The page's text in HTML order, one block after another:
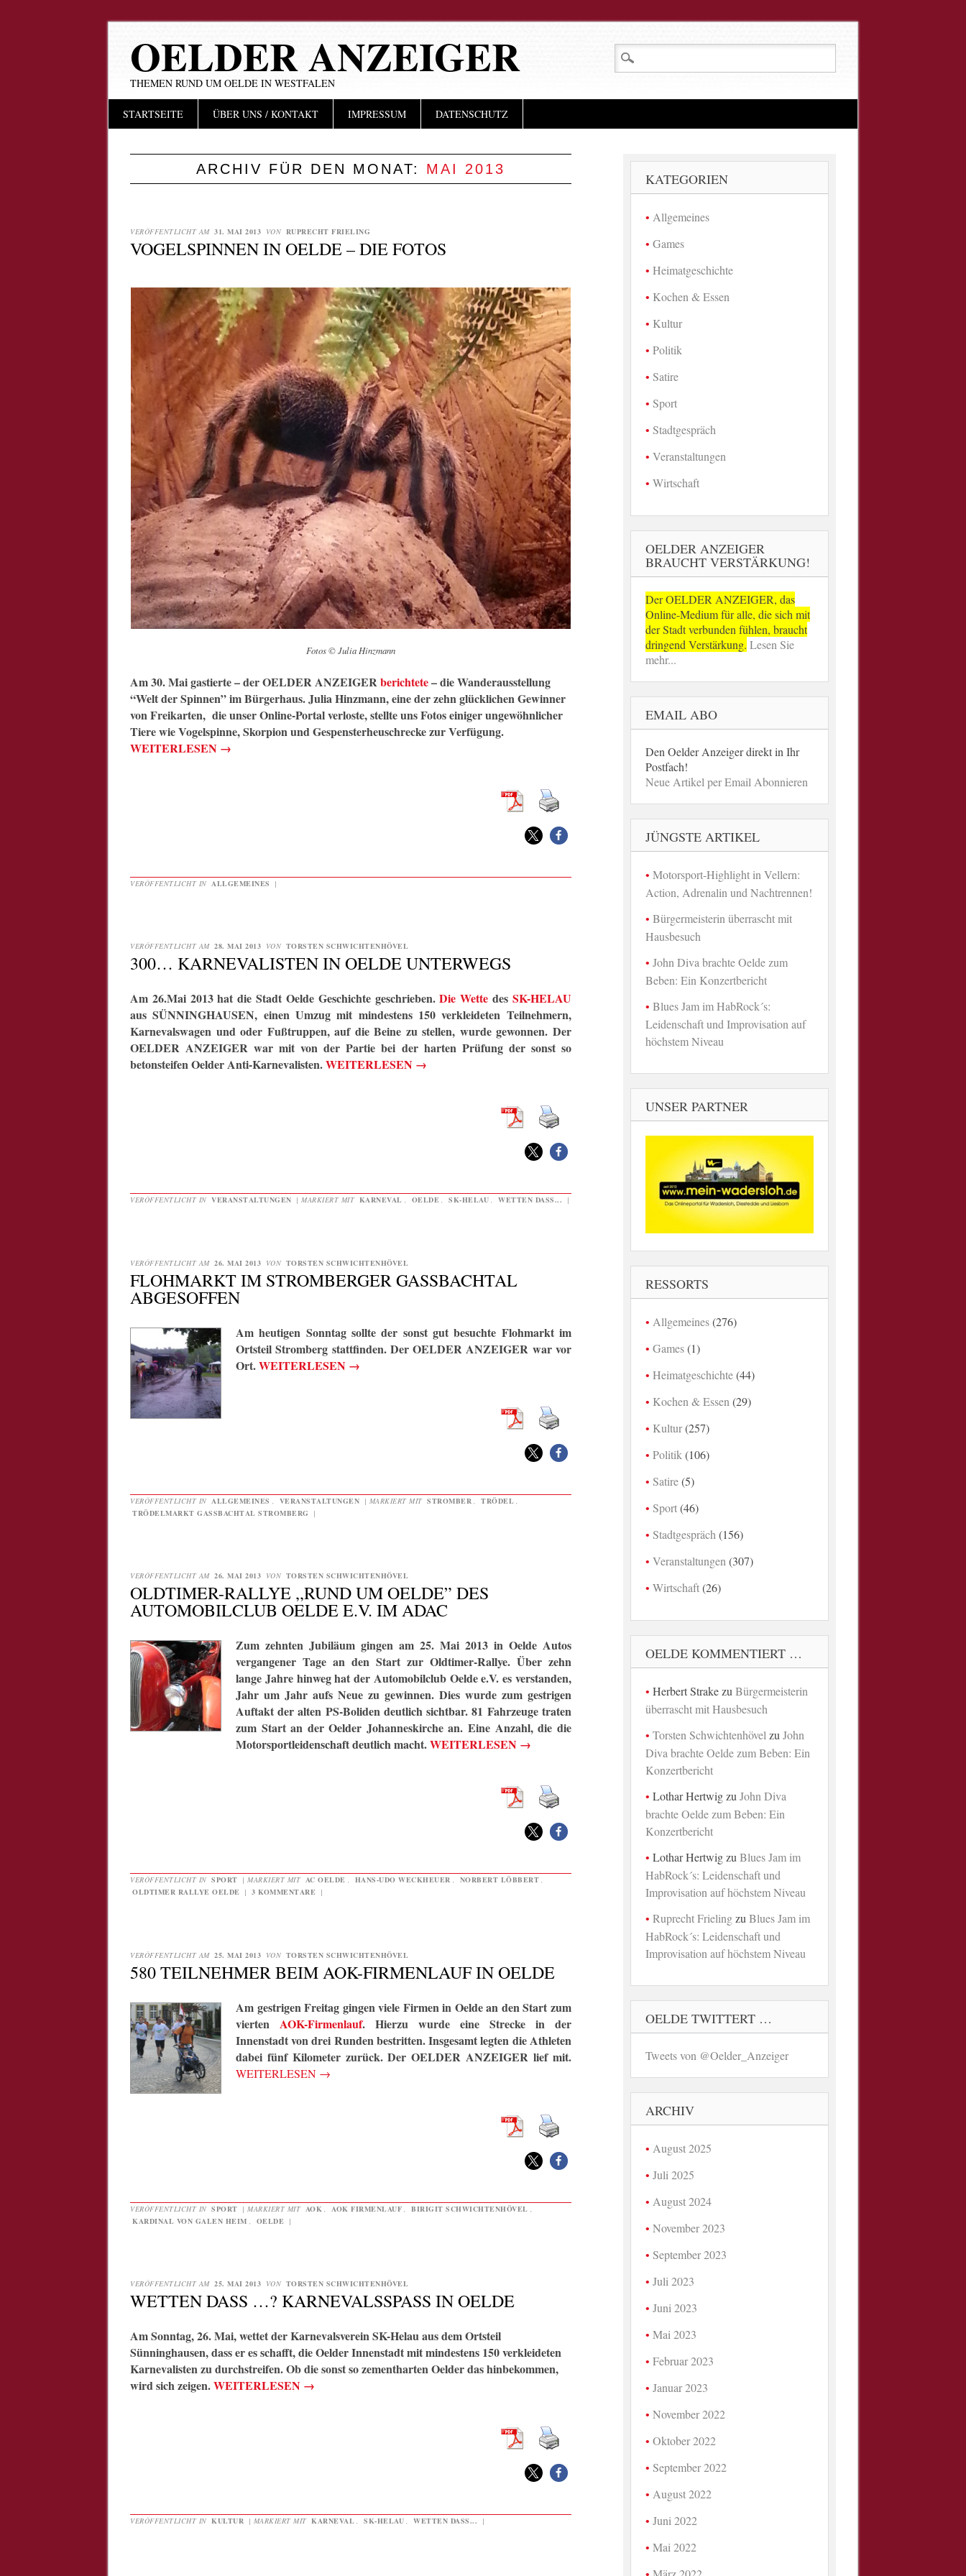
OELDER ANZEIGER
THEMEN RUND UM OELDE IN WESTFALEN
Hauptmenü
InhaltSTARTSEITE ÜBER UNS / KONTAKT IMPRESSUM DATENSCHUTZ
ARCHIV FÜR DEN MONAT: MAI 2013
VERÖFFENTLICHT AM 31. MAI 2013 VON RUPRECHT FRIELING
VOGELSPINNEN IN OELDE – DIE FOTOS
Fotos © Julia Hinzmann
Am 30. Mai gastierte – der OELDER ANZEIGERberichtete– die Wanderausstellung
“Welt der Spinnen” im Bürgerhaus. Julia Hinzmann, eine der zehn glücklichen Gewinner
von Freikarten, die unser Online-Portal verloste, stellte uns Fotos einiger ungewöhnlicher
Tiere wie Vogelspinne, Skorpion und Gespensterheuschrecke zur Verfügung.
WEITERLESEN →
VERÖFFENTLICHT IN ALLGEMEINES |
VERÖFFENTLICHT AM 28. MAI 2013 VON TORSTEN SCHWICHTENHÖVEL
300… KARNEVALISTEN IN OELDE UNTERWEGS
Am 26.Mai 2013 hat die Stadt Oelde Geschichte geschrieben.Die Wette des SK-HELAU
aus SÜNNINGHAUSEN, einen Umzug mit mindestens 150 verkleideten Teilnehmern,
Karnevalswagen und oder Fußtruppen, auf die Beine zu stellen, wurde gewonnen. Der
OELDER ANZEIGER war mit von der Partie bei der harten Prüfung der sonst so
betonsteifen Oelder Anti-Karnevalisten.WEITERLESEN →
VERÖFFENTLICHT IN VERANSTALTUNGEN | MARKIERT MIT KARNEVAL , OELDE , SK-HELAU , WETTEN DASS... |
VERÖFFENTLICHT AM 26. MAI 2013 VON TORSTEN SCHWICHTENHÖVEL
FLOHMARKT IM STROMBERGER GASSBACHTAL
ABGESOFFEN
Am heutigen Sonntag sollte der sonst gut besuchte Flohmarkt im
Ortsteil Stromberg stattfinden. Der OELDER ANZEIGER war vor
Ort.WEITERLESEN →
VERÖFFENTLICHT IN ALLGEMEINES VERANSTALTUNGEN | MARKIERT MIT STROMBER TRÖDEL
TRÖDELMARKT GASSBACHTAL STROMBERG
|
VERÖFFENTLICHT AM 26. MAI 2013 VON TORSTEN SCHWICHTENHÖVEL
OLDTIMER-RALLYE ,,RUND UM OELDE” DES
AUTOMOBILCLUB OELDE E.V. IM ADAC
Zum zehnten Jubiläum gingen am 25. Mai 2013 in Oelde Autos
vergangener Tage an den Start zur Oldtimer-Rallye. Über zehn
lange Jahre hinweg hat der Automobilclub Oelde e.V. es verstanden,
Jahr um Jahr aufs Neue zu gewinnen. Dies wurde zum gestrigen
Auftakt der alten PS-Boliden deutlich sichtbar. 81 Fahrzeuge traten
zum Start an der Oelder Johanneskirche an. Eine Anzahl, die die
Motorsportleidenschaft deutlich macht.WEITERLESEN →
VERÖFFENTLICHT IN SPORT | MARKIERT MIT AC OELDE , HANS-UDO WECKHEUER , NORBERT LÖBBERT ,
OLDTIMER RALLYE OELDE | 3 KOMMENTARE |
VERÖFFENTLICHT AM 25. MAI 2013 VON TORSTEN SCHWICHTENHÖVEL
580 TEILNEHMER BEIM AOK-FIRMENLAUF IN OELDE
Am gestrigen Freitag gingen viele Firmen in Oelde an den Start zum
vierten AOK-Firmenlauf. Hierzu wurde eine Strecke in der
Innenstadt von drei Runden bestritten. Insgesamt legten die Athleten
dabei fünf Kilometer zurück. Der OELDER ANZEIGER lief mit.
WEITERLESEN →
VERÖFFENTLICHT IN SPORT | MARKIERT MIT AOK AOK FIRMENLAUF BIRIGIT SCHWICHTENHÖVEL
KARDINAL VON GALEN HEIM
OELDE |
VERÖFFENTLICHT AM 25. MAI 2013 VON TORSTEN SCHWICHTENHÖVEL
WETTEN DASS …? KARNEVALSSPASS IN OELDE
Am Sonntag, 26. Mai, wettet der Karnevalsverein SK-Helau aus dem Ortsteil
Sünninghausen, dass er es schafft, die Oelder Innenstadt mit mindestens 150 verkleideten
Karnevalisten zu durchstreifen. Ob die sonst so zementharten Oelder das hinbekommen,
wird sich zeigen.WEITERLESEN →
VERÖFFENTLICHT IN KULTUR | MARKIERT MIT KARNEVAL , SK-HELAU , WETTEN DASS... |
KATEGORIEN
Allgemeines
Games
Heimatgeschichte
Kochen & Essen
Kultur
Politik
Satire
Sport
Stadtgespräch
Veranstaltungen
Wirtschaft
OELDER ANZEIGER
BRAUCHT VERSTÄRKUNG!
Der OELDER ANZEIGER, das
Online-Medium für alle, die sich mit
der Stadt verbunden fühlen, braucht
dringend Verstärkung. Lesen Sie
mehr...
EMAIL ABO
Den Oelder Anzeiger direkt in Ihr
Postfach!
Neue Artikel per Email Abonnieren
JÜNGSTE ARTIKEL
Motorsport-Highlight in Vellern:
Action, Adrenalin und Nachtrennen!
Bürgermeisterin überrascht mit
Hausbesuch
John Diva brachte Oelde zum
Beben: Ein Konzertbericht
Blues Jam im HabRock´s:
Leidenschaft und Improvisation auf
höchstem Niveau
UNSER PARTNER
RESSORTS
Allgemeines(276)
Games(1)
Heimatgeschichte(44)
Kochen & Essen (29)
Kultur(257)
Politik (106)
Satire(5)
Sport(46)
Stadtgespräch (156)
Veranstaltungen (307)
Wirtschaft(26)
OELDE KOMMENTIERT …
Herbert Strakezu Bürgermeisterin
überrascht mit Hausbesuch
Torsten Schwichtenhövel zu John
Diva brachte Oelde zum Beben: Ein
Konzertbericht
Lothar Hertwigzu John Diva
brachte Oelde zum Beben: Ein
Konzertbericht
Lothar Hertwigzu Blues Jam im
HabRock´s: Leidenschaft und
Improvisation auf höchstem Niveau
Ruprecht Frielingzu Blues Jam im
HabRock´s: Leidenschaft und
Improvisation auf höchstem Niveau
OELDE TWITTERT …
Tweets von @Oelder_Anzeiger
ARCHIV
August 2025
Juli 2025
August 2024
November 2023
September 2023
Juli 2023
Juni 2023
Mai 2023
Februar 2023
Januar 2023
November 2022
Oktober 2022
September 2022
August 2022
Juni 2022
Mai 2022